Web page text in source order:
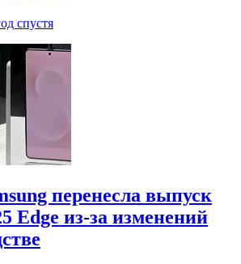
спустя
перенесла выпуск
Edge из-за изменений